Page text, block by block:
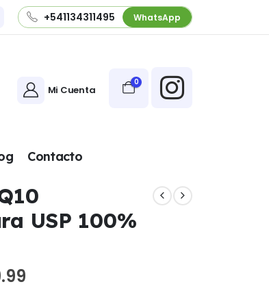
+541134311495 WhatsApp
Mi Cuenta
0
Contacto
USP 100%